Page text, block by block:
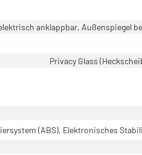
anklappbar, Außenspiegel
Privacy Glass
(ABS), Elektronisches